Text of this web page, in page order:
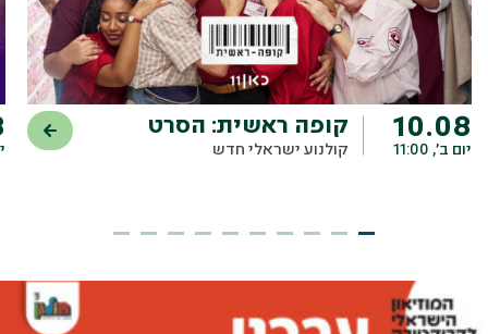
10.08
יום ב׳, 11:00
קופה ראשית: הסרט
קולנוע ישראלי חדש